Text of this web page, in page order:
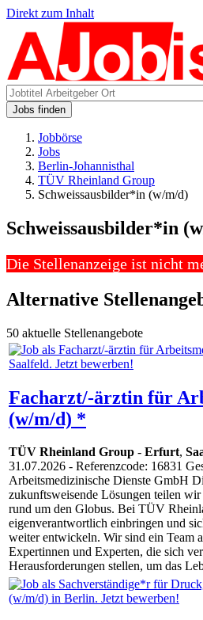
Direkt zum Inhalt
Jobs finden
Jobbörse
Jobs
Berlin-Johannisthal
TÜV Rheinland Group
Schweissausbilder*in (w/m/d)
Schweissausbilder*in
Die Stellenanzeige ist nicht
Alternative
50 aktuelle Stellenangebote
Facharzt/-ärztin für
(w/m/d) *
TÜV Rheinland Group - Erfurt,
31.07.2026 - Referenzcode: 16831
Arbeitsmedizinische Dienste GmbH
zukunftsweisende Lösungen teilen
rund um den Globus. Bei TÜV
eigenverantwortlich einbringen und
weiter entwickeln. Wir sind ein Team
Expertinnen und Experten, die sich
Herausforderungen stellen, um das